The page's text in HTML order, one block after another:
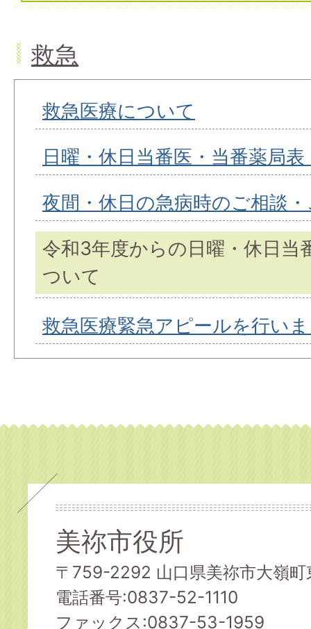
救急
救急医療について
日曜・休日当番医・当番薬局
夜間・休日の急病時のご相談
令和3年度からの日曜・休日当
ついて
救急医療緊急アピールを行い
美祢市役所
〒759-2292 山口県美祢市大嶺
電話番号:0837-52-1110
ファックス:0837-53-1959